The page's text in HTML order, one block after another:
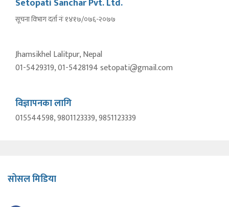
सूचना विभाग दर्ता नंः १४१७/०७६-२०७७
Jhamsikhel Lalitpur, Nepal
01-5429319, 01-5428194 setopati@gmail.com
विज्ञापनका लागि
015544598, 9801123339, 9851123339
सोसल मिडिया